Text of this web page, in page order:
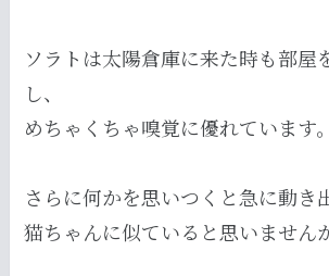
ソラトは太陽倉庫に来た時も部屋
し、
めちゃくちゃ嗅覚に優れています。
さらに何かを思いつくと急に動き
猫ちゃんに似ていると思いません